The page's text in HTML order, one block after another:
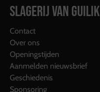
SLAGERIJ VAN GUILIK
Contact
Over ons
Openingstijden
Aanmelden nieuwsbrief
Geschiedenis
Sponsoring